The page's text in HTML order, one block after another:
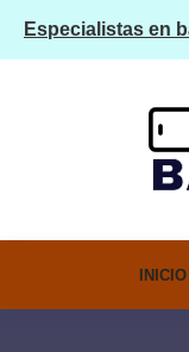
Especialistas en
INICIO